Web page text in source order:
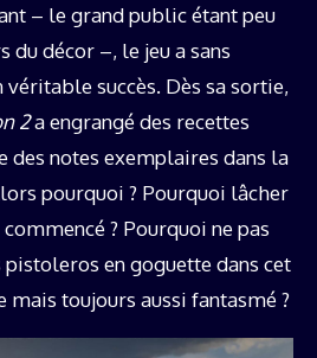
– le grand public étant peu
du décor –, le jeu a sans
succès. Dès sa sortie,
2a engrangé des recettes
des notes exemplaires dans la
pourquoi ? Pourquoi lâcher
? Pourquoi ne pas
en goguette dans cet
mais toujours aussi fantasmé ?